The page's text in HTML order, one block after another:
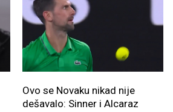
Ovo se Novaku nikad nije
dešavalo: Sinner i Alcaraz